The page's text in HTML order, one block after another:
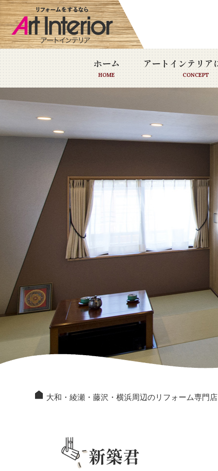
ホーム
HOME
アートインテリア
CONCEPT
大和・綾瀬・藤沢・横浜周辺のリフォーム専門
新築君